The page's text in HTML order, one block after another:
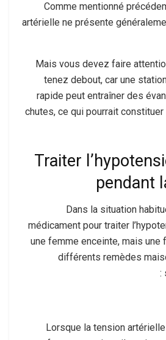
Comme mentionné
artérielle ne présente
Mais vous devez faire
tenez debout, car une
rapide peut entraîner des
chutes, ce qui pourrait constituer
Traiter
pendant
Dans la situation
médicament pour traiter
une femme enceinte, mais
différents remèdes
Lorsque la tension